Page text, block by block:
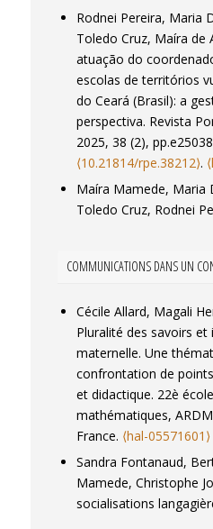
Rodnei Pereira, Maria
Toledo Cruz, Maíra de
atuação do
escolas de territórios
do Ceará (Brasil): a
perspectiva. Revista
2025, 38 (2),
⟨10.21814/rpe.38212⟩.
Maíra Mamede, Maria
Toledo Cruz, Rodnei
discurso dos
2025, 20 (48),
⟨hal-05478234⟩
Emma Archimbaud,
Mamede, Éric Roditi.
l’erreur en
enquête auprès
Annales de Didactiques
Cognitives, 2025,
⟨10.4000/14eby⟩.⟨hal-
Cecile Allard, Maira
COMMUNICATIONS DANS UN
Cécile Allard, Magali
Pluralité des savoirs et
maternelle. Une
confrontation de
et didactique. 22è
mathématiques,
France. ⟨hal-05571601⟩
Sandra Fontanaud,
Mamede, Christophe
socialisations